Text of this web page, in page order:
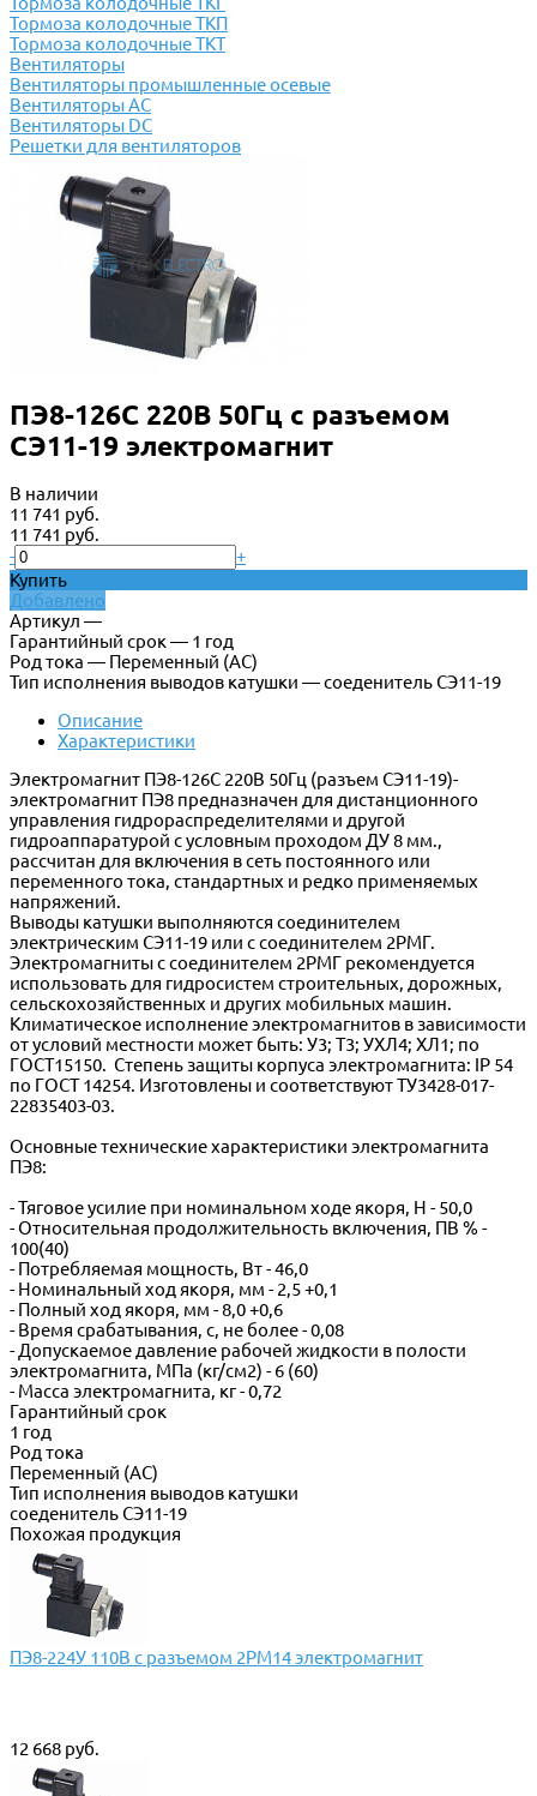
Тормоза колодочные ТКП
Тормоза колодочные ТКТ
Вентиляторы
Вентиляторы промышленные осевые
Вентиляторы АС
Вентиляторы DC
Решетки для вентиляторов
ПЭ8-126С 220В 50Гц с разъемом
СЭ11-19 электромагнит
В наличии
11 741 руб.
11 741 руб.
-
+
Купить
Добавлено
Артикул —
Гарантийный срок — 1 год
Род тока — Переменный (АС)
Тип исполнения выводов катушки — соеденитель СЭ11-19
Описание
Характеристики
Электромагнит ПЭ8-126С 220В 50Гц (разъем СЭ11-19)-
электромагнит ПЭ8 предназначен для дистанционного
управления гидрораспределителями и другой
гидроаппаратурой с условным проходом ДУ 8 мм.,
рассчитан для включения в сеть постоянного или
переменного тока, стандартных и редко применяемых
напряжений.
Выводы катушки выполняются соединителем
электрическим СЭ11-19 или с соединителем 2РМГ.
Электромагниты с соединителем 2РМГ рекомендуется
использовать для гидросистем строительных, дорожных,
сельскохозяйственных и других мобильных машин.
Климатическое исполнение электромагнитов в зависимости
от условий местности может быть: У3; Т3; УХЛ4; ХЛ1; по
ГОСТ15150. Степень защиты корпуса электромагнита: IP 54
по ГОСТ 14254. Изготовлены и соответствуют ТУ3428-017-
22835403-03.
Основные технические характеристики электромагнита
ПЭ8:
- Тяговое усилие при номинальном ходе якоря, Н - 50,0
- Относительная продолжительность включения, ПВ % -
100(40)
- Потребляемая мощность, Вт - 46,0
- Номинальный ход якоря, мм - 2,5 +0,1
- Полный ход якоря, мм - 8,0 +0,6
- Время срабатывания, с, не более - 0,08
- Допускаемое давление рабочей жидкости в полости
электромагнита, МПа (кг/см2) - 6 (60)
- Масса электромагнита, кг - 0,72
Гарантийный срок
1 год
Род тока
Переменный (АС)
Тип исполнения выводов катушки
соеденитель СЭ11-19
Похожая продукция
ПЭ8-224У 110В с разъемом 2РМ14 электромагнит
12 668 руб.